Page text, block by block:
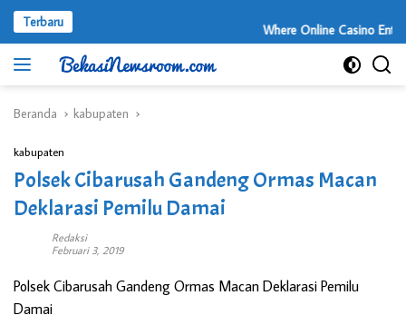
Langsung
konten
Terbaru Where Online Casino
Beranda kabupaten
kabupaten
Polsek Cibarusah Gandeng Ormas Macan
Deklarasi Pemilu Damai
Redaksi
Februari 3, 2019
Polsek Cibarusah Gandeng Ormas Macan Deklarasi Pemilu
Damai